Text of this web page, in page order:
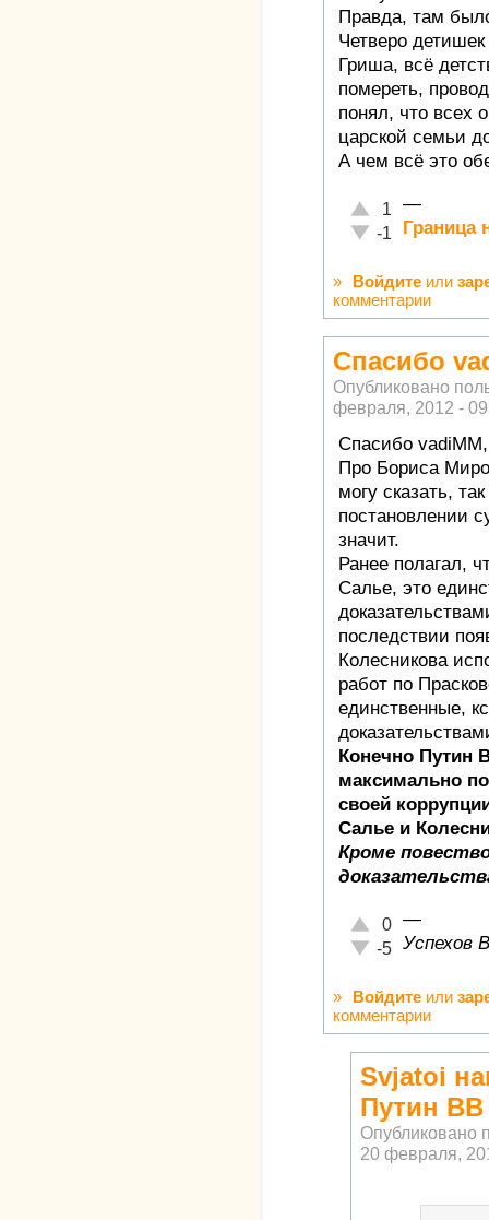
Правда, там
Четверо
Гриша, всё
помереть,
понял, что всех
царской семьи
А чем всё это
Отлично!
1
Неадекватно!
-1
—
Граница
» Войдите или
комментарии
Спасибо
Опубликовано
февраля, 2012 -
Спасибо
Про Бориса
могу сказать,
постановлении
значит.
Ранее полагал,
Салье, это
последствии
Колесникова
работ по
единственные,
Конечно Путин
максимально
своей
Салье и
Кроме
Отлично!
0
Неадекватно!
-5
—
Успехов
» Войдите или
комментарии
Svjatoi
Путин ВВ
Опубликовано
20 февраля,